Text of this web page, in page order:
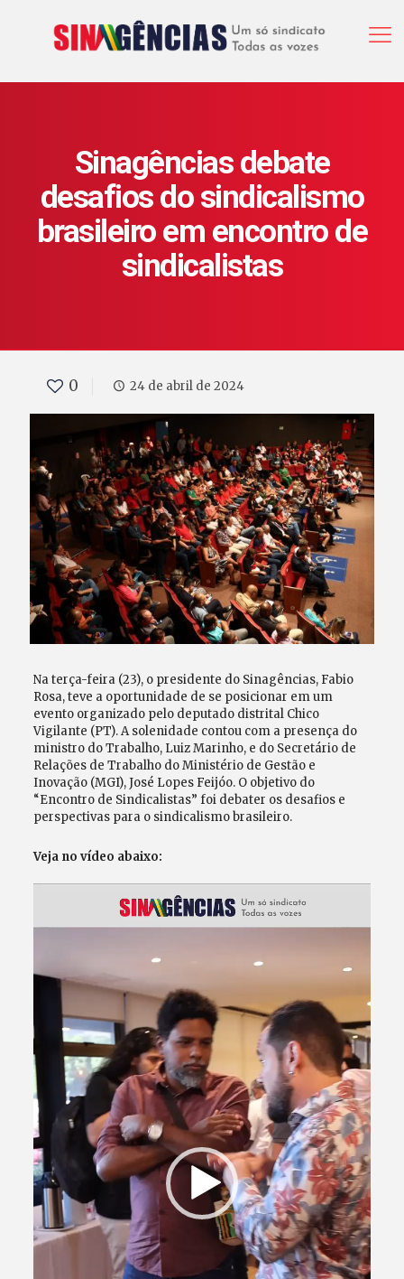
Sinagências debate
desafios do sindicalismo
brasileiro em encontro de
sindicalistas
0 24 de abril de 2024
Na terça-feira (23), o presidente do Sinagências, Fabio
Rosa, teve a oportunidade de se posicionar em um
evento organizado pelo deputado distrital Chico
Vigilante (PT). A solenidade contou com a presença do
ministro do Trabalho, Luiz Marinho, e do Secretário de
Relações de Trabalho do Ministério de Gestão e
Inovação (MGI), José Lopes Feijóo. O objetivo do
“Encontro de Sindicalistas” foi debater os desafios e
perspectivas para o sindicalismo brasileiro.
Veja no vídeo abaixo:
vídeo